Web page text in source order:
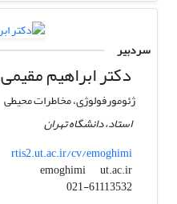
سردبیر
دکتر ابراهیم مقیمی
ژئومورفولوژی، مخاطرات محیطی
استاد، دانشگاه تهران
rtis2.ut.ac.ir/cv/emoghimi
emoghimi
ut.ac.ir
021-61113532